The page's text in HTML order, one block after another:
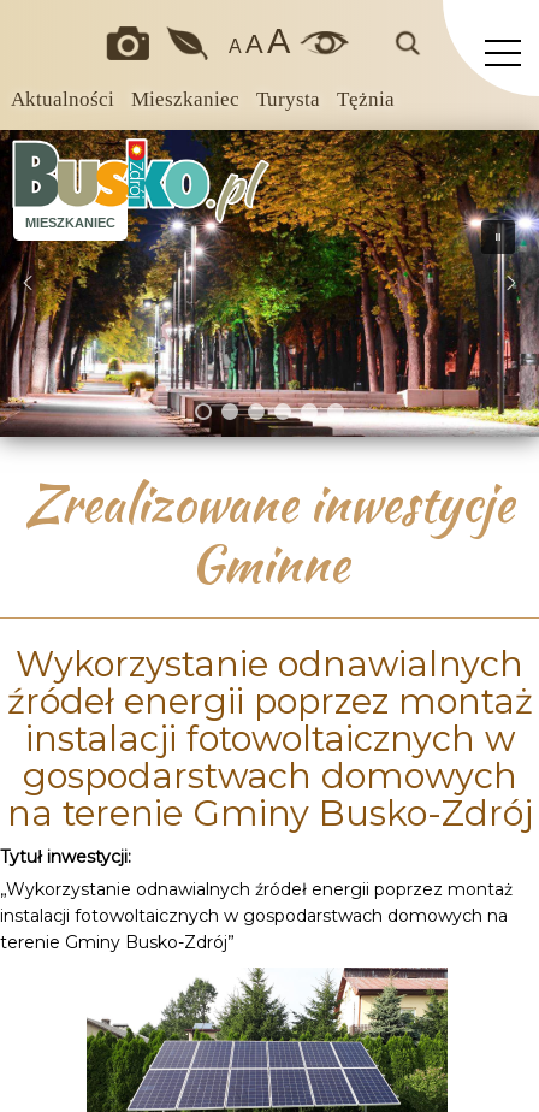
Aktualności Mieszkaniec Turysta Tężnia
A AA
MIESZKANIEC
Zrealizowane inwestycje
Gminne
Wykorzystanie odnawialnych
źródeł energii poprzez montaż
instalacji fotowoltaicznych w
gospodarstwach domowych
na terenie Gminy Busko-Zdrój
Tytuł inwestycji:
„Wykorzystanie odnawialnych źródeł energii poprzez montaż
instalacji fotowoltaicznych w gospodarstwach domowych na
terenie Gminy Busko-Zdrój”